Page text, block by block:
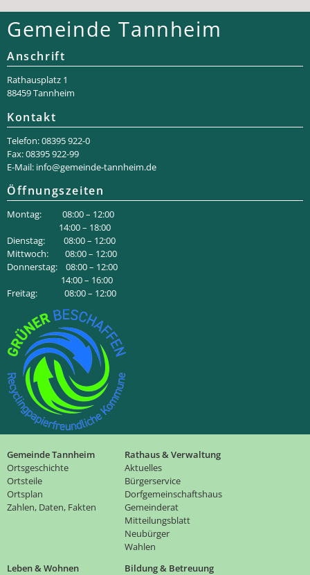
Gemeinde Tannheim
Anschrift
Rathaus­platz 1
88459 Tannheim
Kontakt
Telefon: 08395 922-0
Fax: 08395 922-99
E-Mail: info@gemeinde-tannheim.de
Öffnungszeiten
Montag: 08:00 – 12:00
14:00 – 18:00
Dienstag: 08:00 – 12:00
Mittwoch: 08:00 – 12:00
Donnerstag: 08:00 – 12:00
14:00 – 16:00
Freitag: 08:00 – 12:00
Gemeinde Tannheim
Ortsgeschichte
Ortsteile
Ortsplan
Zahlen, Daten, Fakten
Rathaus & Verwaltung
Aktuelles
Bürgerservice
Dorfgemeinschaftshaus
Gemeinderat
Mitteilungsblatt
Neubürger
Wahlen
Leben & Wohnen
Bildung & Betreuung